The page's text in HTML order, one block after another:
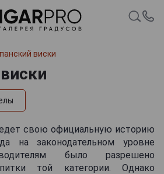
виски
свою официальную историю
на законодательном уровне
было разрешено
той категории. Однако